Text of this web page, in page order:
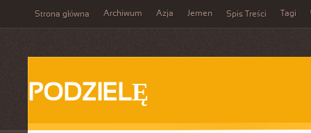
Strona główna Archiwum Azja Jemen Spis Treści Tagi
PODZIELĘ